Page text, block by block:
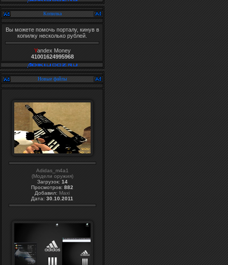
Копилка
Вы можете помочь порталу, кинув в
копилку несколько рублей.
Yandex Money
41001624995968
Новые файлы
Adidas_m4a1
(Модели оружия)
Загрузок: 14
Просмотров: 882
Добавил: Maxi
Дата: 30.10.2011